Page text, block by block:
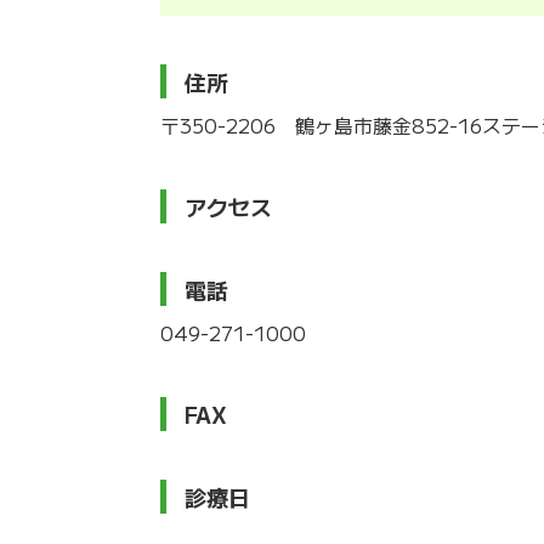
住所
〒350-2206 鶴ヶ島市藤金852-16ステー
アクセス
電話
049-271-1000
FAX
診療日